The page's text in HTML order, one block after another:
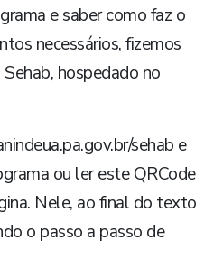
e saber como faz o
necessários, fizemos
hospedado no
sehab e
ou ler este QRCode
Nele, ao final do texto
o passo a passo de